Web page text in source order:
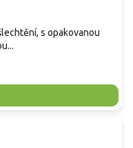
s opakovanou